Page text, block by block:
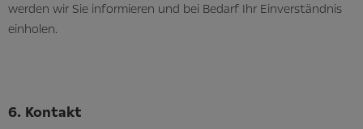
werden wir Sie informieren und bei Bedarf Ihr Einverständnis
einholen.
6. Kontakt